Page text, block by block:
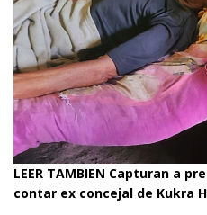
LEER TAMBIEN Capturan a
contar ex concejal de Kukra